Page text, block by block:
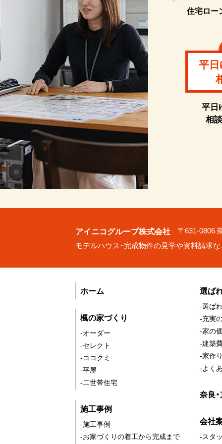
住宅ロー
平
平日
相
アイニコグループ株式会社
〒631-0806
モデルハウス・完成物件の見学や資料請求
ホーム
楓の家づくり
-オーダー
-セレクト
-ココクミ
-平屋
-二世帯住宅
施工事例
-施工事例
-お家づくりの着工から完成まで
選ば
-選ば
-充実
-家の
-建築
-家作
-よく
奈良
会社
-スタ